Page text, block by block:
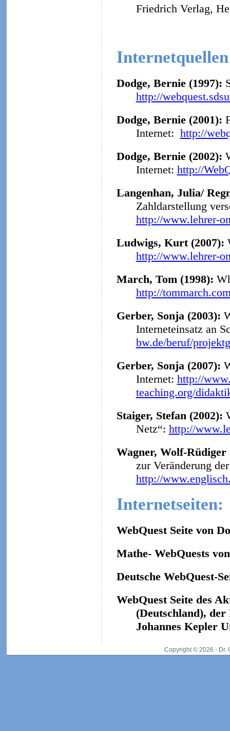
Friedrich Verlag,
Dodge, Bernie (1997):
http://
Dodge, Bernie (2001):
Internet: http://
Dodge, Bernie (2002):
Internet: http://
Langenhan, Julia/
Zahldarstellung
http://www.lehrer-
Ludwigs, Kurt (2007):
http://www.lehrer-
March, Tom (1998):
http://
Gerber, Sonja (2003):
Interneteinsatz an
bw.de/beruf/
Gerber, Sonja (2007):
Internet: http://
teaching.org/
Staiger, Stefan (2002):
Netz“: http://
Wagner, Wolf-
zur Veränderung
http://
Internetseiten:
WebQuest Seite von
Mathe- WebQuests
Deutsche WebQuest-
WebQuest Seite des
(Deutschland), der
Johannes Kepler
Copyright © 2026 - Dr.